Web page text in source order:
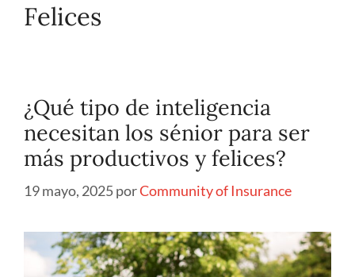
Felices
¿Qué tipo de inteligencia
necesitan los sénior para ser
más productivos y felices?
19 mayo, 2025porCommunity of Insurance